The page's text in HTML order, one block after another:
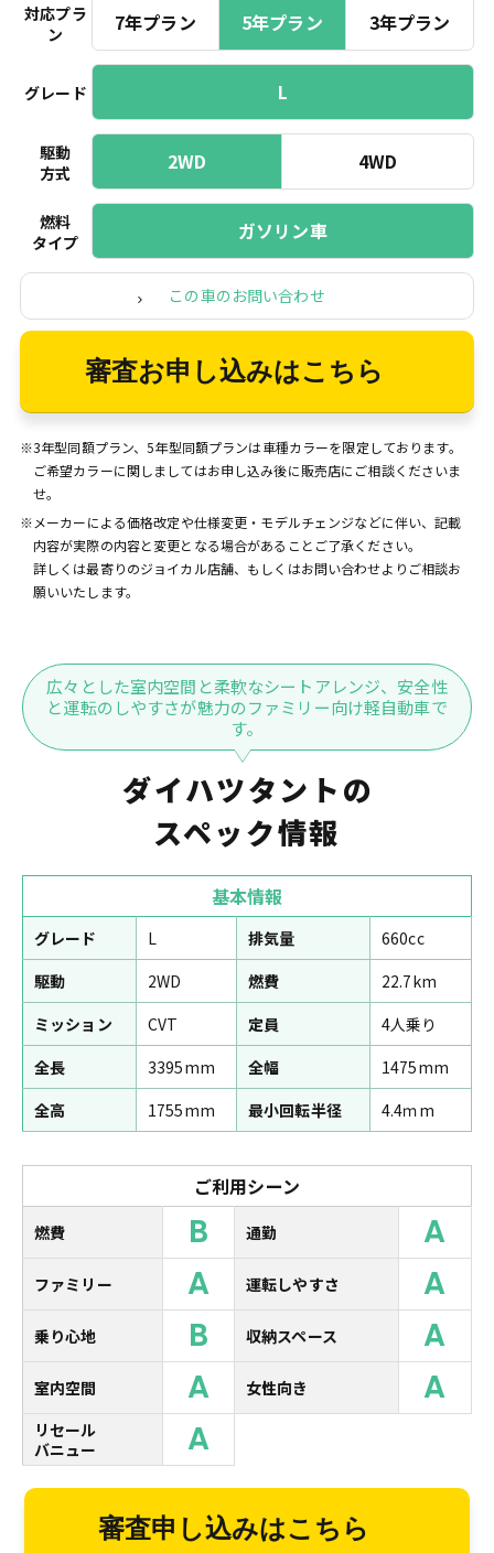
対応プラ
ン
7年プラン 5年プラン 3年プラン
グレード L
駆動
方式
2WD 4WD
燃料
タイプ
ガソリン車
この車のお問い合わせ
審査お申し込みはこちら
※3年型同額プラン、5年型同額プランは車種カラーを限定しております。
ご希望カラーに関しましてはお申し込み後に販売店にご相談くださいま
せ。
※メーカーによる価格改定や仕様変更・モデルチェンジなどに伴い、記載
内容が実際の内容と変更となる場合があることご了承ください。
詳しくは最寄りのジョイカル店舗、もしくはお問い合わせよりご相談お
願いいたします。
広々とした室内空間と柔軟なシートアレンジ、安全性
と運転のしやすさが魅力のファミリー向け軽自動車で
す。
ダイハツタントの
スペック情報
基本情報
グレード L 排気量
660cc
駆動
2WD 燃費
22.7km
ミッション
CVT 定員
4人乗り
全長
3395mm 全幅
1475mm
全高
1755mm 最小回転半径 4.4ｍm
ご利用シーン
燃費 B 通勤 A
ファミリー A 運転しやすさ A
乗り心地 B 収納スペース A
室内空間 A 女性向き A
リセール
バニュー
A
審査申し込みはこちら